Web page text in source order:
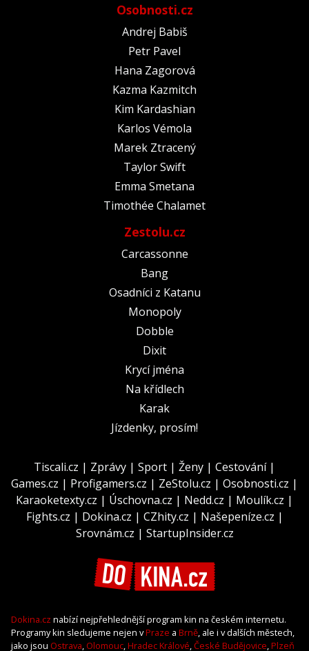
Osobnosti.cz
Andrej Babiš
Petr Pavel
Hana Zagorová
Kazma Kazmitch
Kim Kardashian
Karlos Vémola
Marek Ztracený
Taylor Swift
Emma Smetana
Timothée Chalamet
Zestolu.cz
Carcassonne
Bang
Osadníci z Katanu
Monopoly
Dobble
Dixit
Krycí jména
Na křídlech
Karak
Jízdenky, prosím!
Tiscali.cz | Zprávy | Sport | Ženy | Cestování|
Games.cz | Profigamers.cz | ZeStolu.cz | Osobnosti.cz |
Karaoketexty.cz | Úschovna.cz | Nedd.cz | Moulík.cz |
Fights.cz | Dokina.cz | CZhity.cz | Našepeníze.cz |
Srovnám.cz | StartupInsider.cz
Dokina.cz nabízí nejpřehlednější program kin na českém internetu.
Programy kin sledujeme nejen vPraze a Brně, ale i v dalších městech,
jako jsou Ostrava, Olomouc,Hradec Králové,České Budějovice,Plzeň